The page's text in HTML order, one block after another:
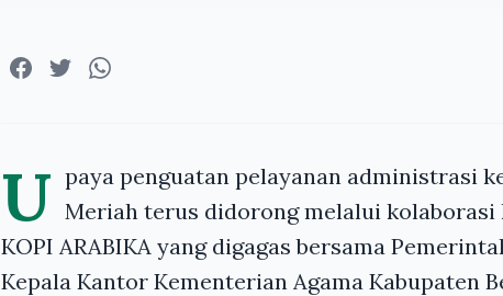
U paya penguatan pelayanan administrasi
Meriah terus didorong melalui
KOPI ARABIKA yang digagas bersama
Kepala Kantor Kementerian Agama Kabupaten